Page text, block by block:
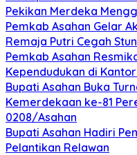
Pekikan Merdeka
Pemkab Asahan Gelar
Remaja Putri Cegah
Pemkab Asahan
Kependudukan di
Bupati Asahan Buka
Kemerdekaan ke-81
0208/Asahan
Bupati Asahan Hadiri
Pelantikan Relawan